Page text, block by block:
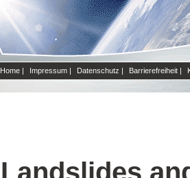
Home | Impressum | Datenschutz | Barrierefreiheit |
Landslides